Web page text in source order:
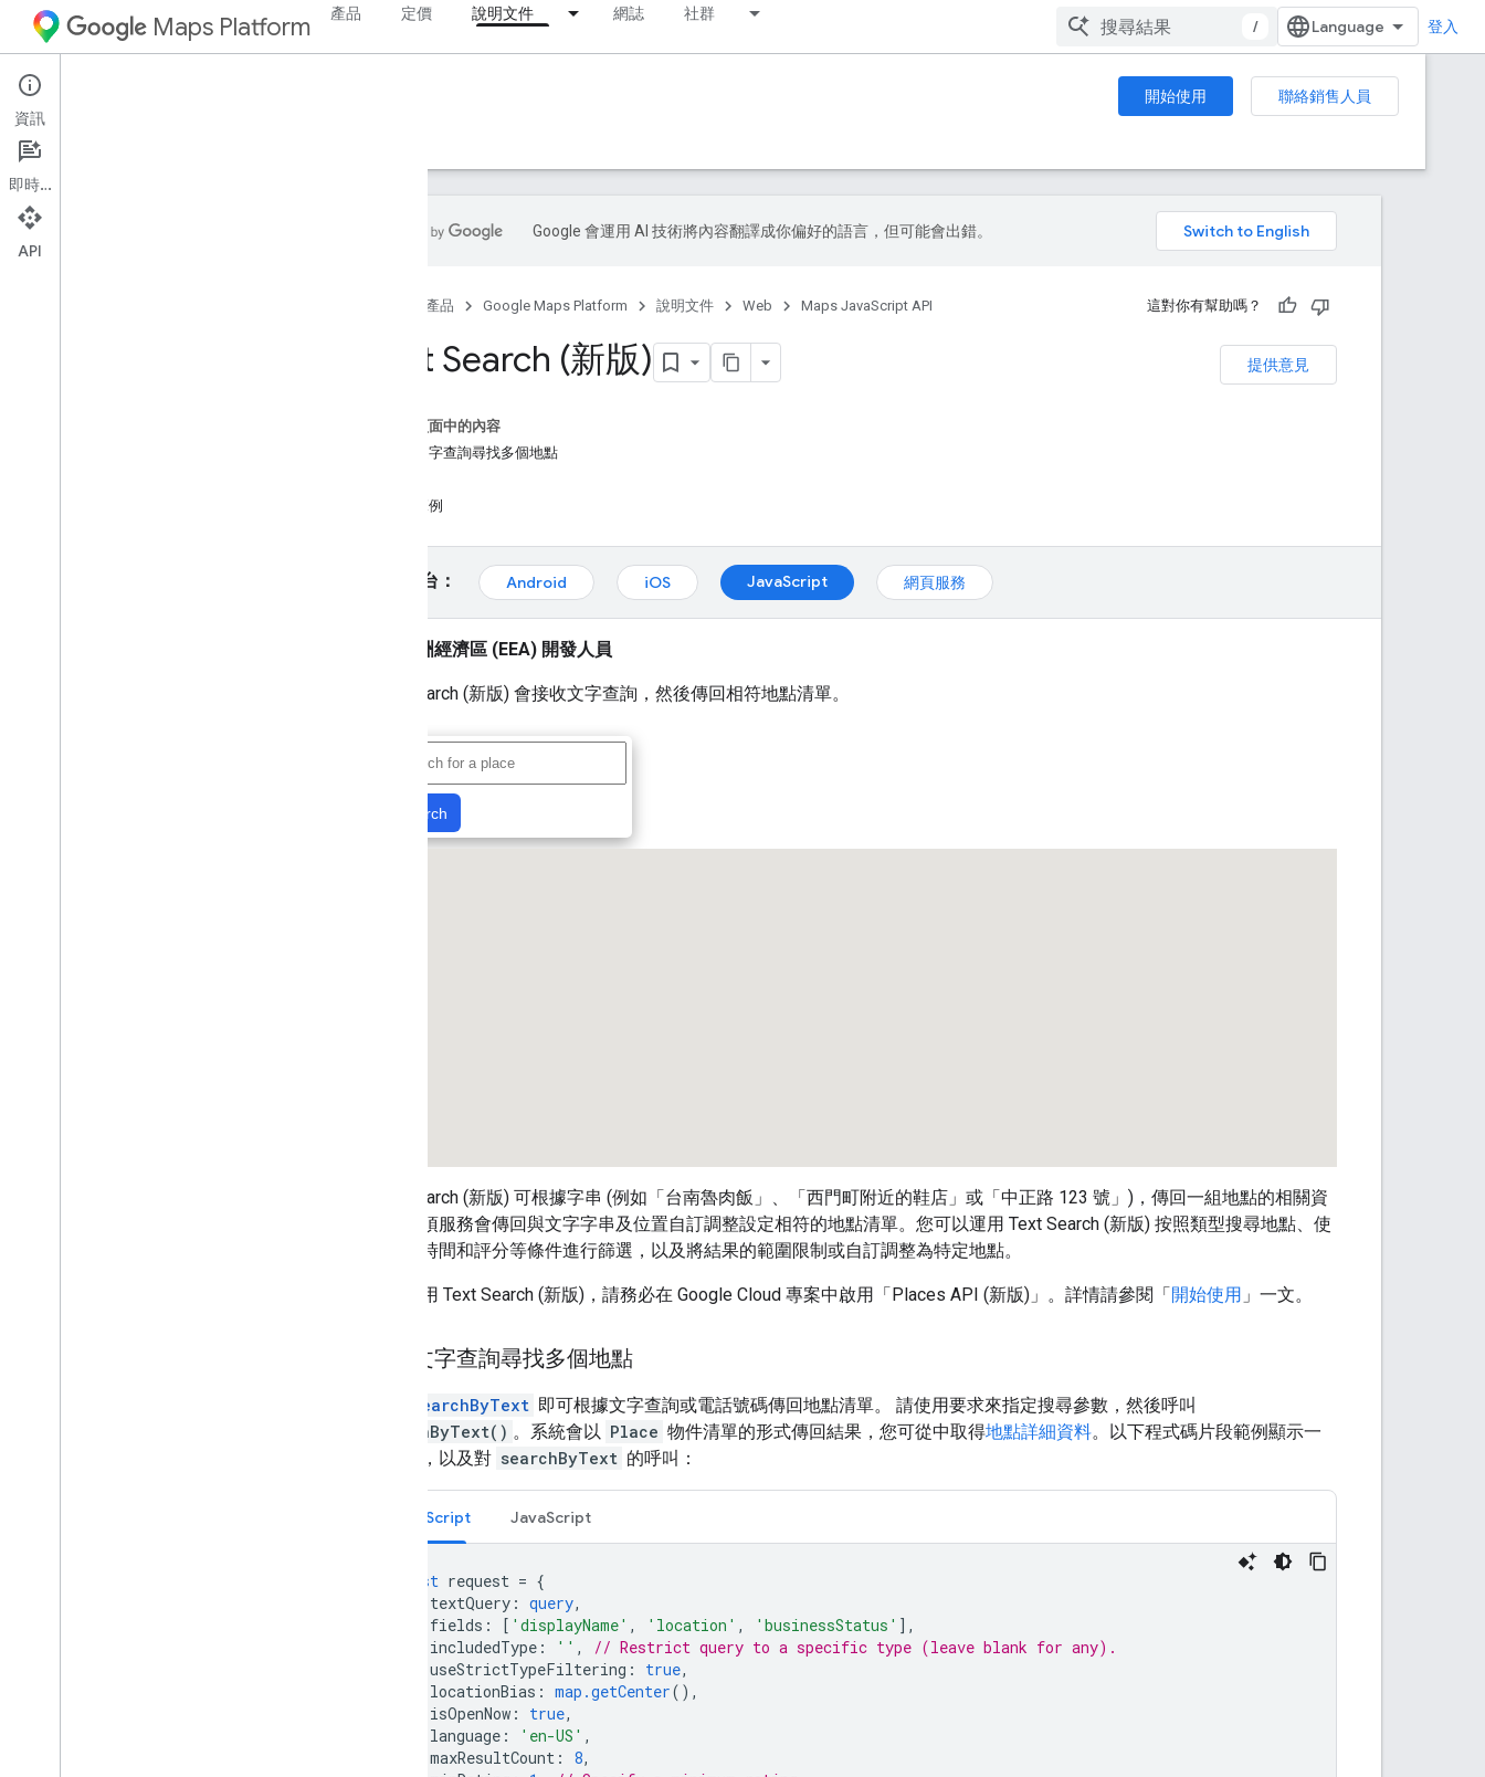
Maps Platform 產品 定價 說明文件 網誌 社群
/ 登入
Web 開始使用
聯絡銷售人員
指南
Google 會運用 AI 技術將內容翻譯成你偏好的語言，但可能會出錯。
產品 Google Maps Platform 說明文件 Web Maps JavaScript API 這對你有幫助嗎？
提供意見
Text Search (新版)
這個頁面中的內容
透過文字查詢尋找多個地點
試用範例
選取平台： Android iOS JavaScript 網頁服務
歐洲經濟區 (EEA) 開發人員
Text Search (新版) 會接收文字查詢，然後傳回相符地點清單。
Text Search (新版) 可根據字串 (例如「台南魯肉飯」、「西門町附近的鞋店」或「中正路 123 號」)，傳回一組地點的相關資
訊。這項服務會傳回與文字字串及位置自訂調整設定相符的地點清單。您可以運用 Text Search (新版) 按照類型搜尋地點、使
用營業時間和評分等條件進行篩選，以及將結果的範圍限制或自訂調整為特定地點。
如要使用 Text Search (新版)，請務必在 Google Cloud 專案中啟用「Places API (新版)」。詳情請參閱「開始使用 」一文。
透過文字查詢尋找多個地點
searchByText 即可根據文字查詢或電話號碼傳回地點清單。 請使用要求來指定搜尋參數，然後呼叫
searchByText() 。系統會以 Place 物件清單的形式傳回結果，您可從中取得地點詳細資料。以下程式碼片段範例顯示一
項要求，以及對 searchByText 的呼叫：
TypeScript JavaScript
const request = {
textQuery : query,
fields : [ 'displayName' , 'location' , 'businessStatus' ],
includedType : '' ,
// Restrict query to a specific type (leave blank for any).
useStrictTypeFiltering : true,
locationBias : map.getCenter(),
isOpenNow : true,
language : 'en-US' ,
maxResultCount : 8,
資訊
即時通訊
API